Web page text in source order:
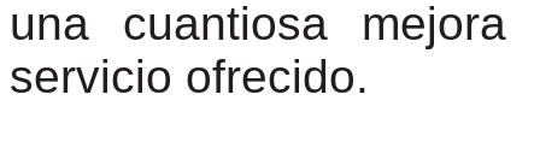
una cuantiosa
servicio ofrecido.